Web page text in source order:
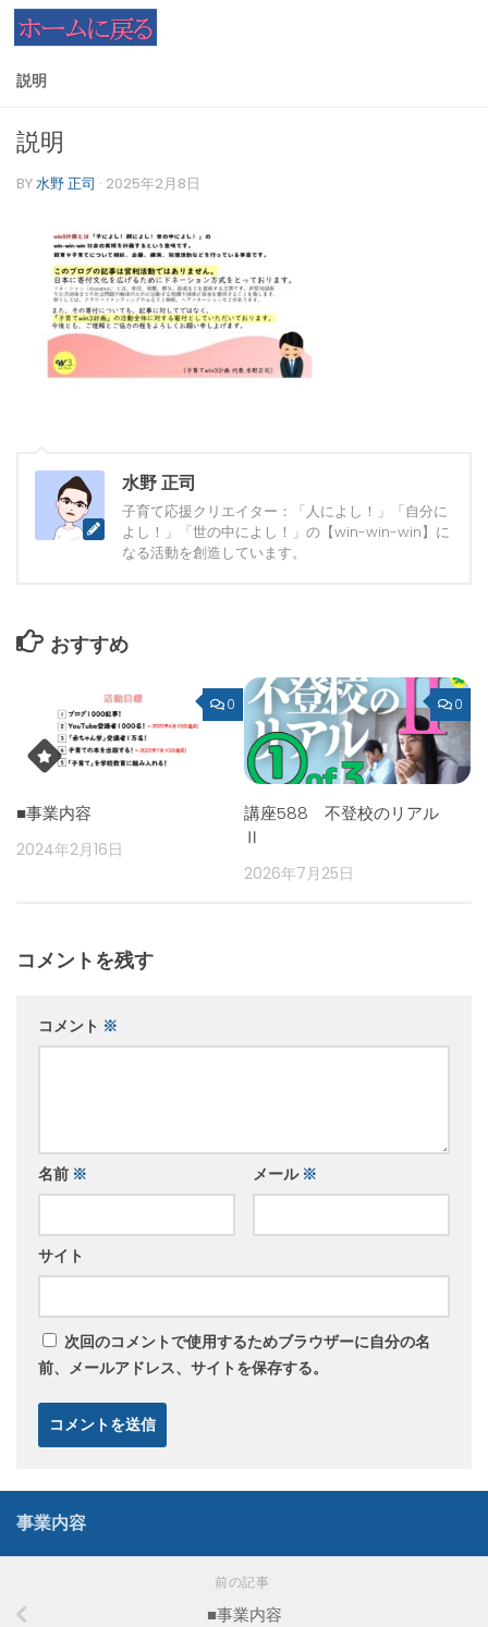
コンテンツへスキップ
説明
説明
BY水野 正司 · 2025年2月8日
水野 正司
子育て応援クリエイター：「人によし！」「自分に
よし！」「世の中によし！」の【win-win-win】に
なる活動を創造しています。
おすすめ
0
■事業内容
2024年2月16日
0
講座588 不登校のリアル
Ⅱ
2026年7月25日
コメントを残す
コメント ※
名前 ※ メール ※
サイト
次回のコメントで使用するためブラウザーに自分の名
前、メールアドレス、サイトを保存する。
事業内容
前の記事
■事業内容